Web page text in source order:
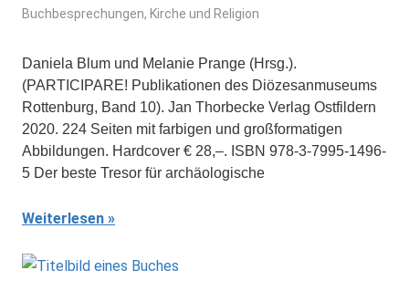
Buchbesprechungen, Kirche und Religion
Daniela Blum und Melanie Prange (Hrsg.).
(PARTICIPARE! Publikationen des Diözesanmuseums
Rottenburg, Band 10). Jan Thorbecke Verlag Ostfildern
2020. 224 Seiten mit farbigen und großformatigen
Abbildungen. Hardcover € 28,–. ISBN 978-3-7995-1496-
5 Der beste Tresor für archäologische
Weiterlesen